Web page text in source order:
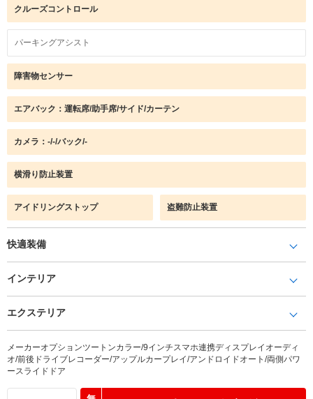
クルーズコントロール
パーキングアシスト
障害物センサー
エアバック：運転席/助手席/サイド/カーテン
カメラ：-/-/バック/-
横滑り防止装置
アイドリングストップ 盗難防止装置
快適装備
インテリア
エクステリア
メーカーオプションツートンカラー/9インチスマホ連携ディスプレイオーディ
オ/前後ドライブレコーダー/アップルカープレイ/アンドロイドオート/両側パワ
ースライドドア